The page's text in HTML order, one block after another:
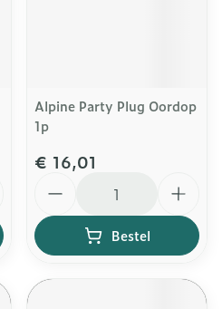
Alpine Party Plug Oordop
1p
€ 16,01
Bestel